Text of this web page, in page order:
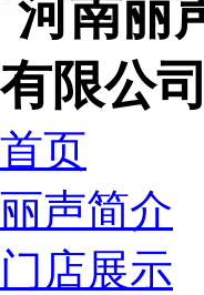
首页
丽声简介
门店展示